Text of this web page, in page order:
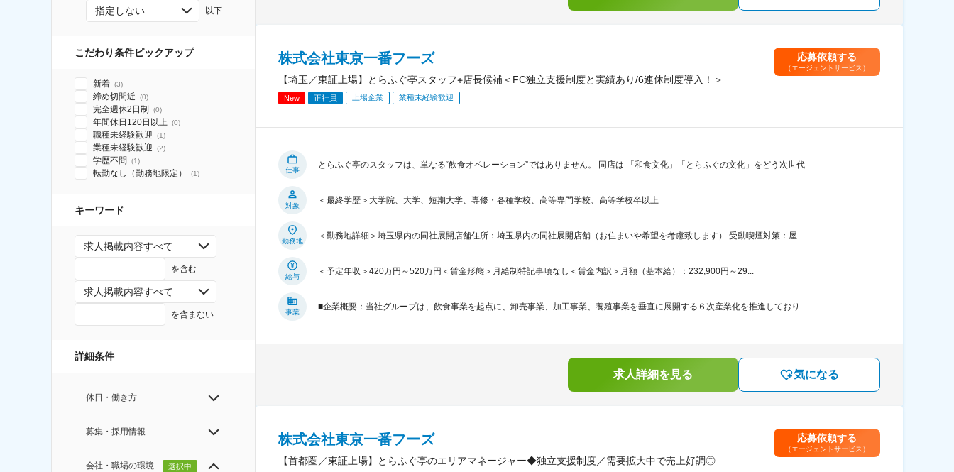
指定しない 以下
こだわり条件ピックアップ
新着 (3)
締め切間近 (0)
完全週休2日制 (0)
年間休日120日以上 (0)
職種未経験歓迎 (1)
業種未経験歓迎 (2)
学歴不問 (1)
転勤なし（勤務地限定） (1)
キーワード
求人掲載内容すべて
を含む
求人掲載内容すべて
を含まない
詳細条件
休日・働き方
募集・採用情報
会社・職場の環境 選択中
株式会社東京一番フーズ
【埼玉／東証上場】とらふぐ亭スタッフ※店長候補＜FC独立支援制度と実績あり/6連休制度導入！＞
New 正社員 上場企業 業種未経験歓迎
応募依頼する
（エージェントサービス）
仕事
とらふぐ亭のスタッフは、単なる“飲食オペレーション”ではありません。 同店は 「和食文化」「とらふぐの文化」をどう次世代
対象
＜最終学歴＞大学院、大学、短期大学、専修・各種学校、高等専門学校、高等学校卒以上
勤務地
＜勤務地詳細＞埼玉県内の同社展開店舗住所：埼玉県内の同社展開店舗（お住まいや希望を考慮致します） 受動喫煙対策：屋...
給与
＜予定年収＞420万円～520万円＜賃金形態＞月給制特記事項なし＜賃金内訳＞月額（基本給）：232,900円～29...
事業
■企業概要：当社グループは、飲食事業を起点に、卸売事業、加工事業、養殖事業を垂直に展開する６次産業化を推進しており...
求人詳細を見る 気になる
株式会社東京一番フーズ
【首都圏／東証上場】とらふぐ亭のエリアマネージャー◆独立支援制度／需要拡大中で売上好調◎
応募依頼する
（エージェントサービス）